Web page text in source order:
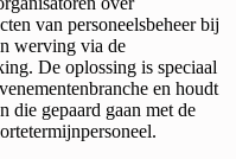
van personeelsbeheer bij
werving via de
De oplossing is speciaal
en houdt
die gepaard gaan met de